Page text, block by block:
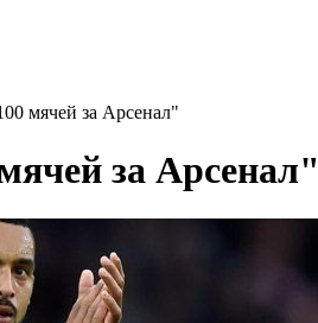
мячей за Арсенал"
за Арсенал"